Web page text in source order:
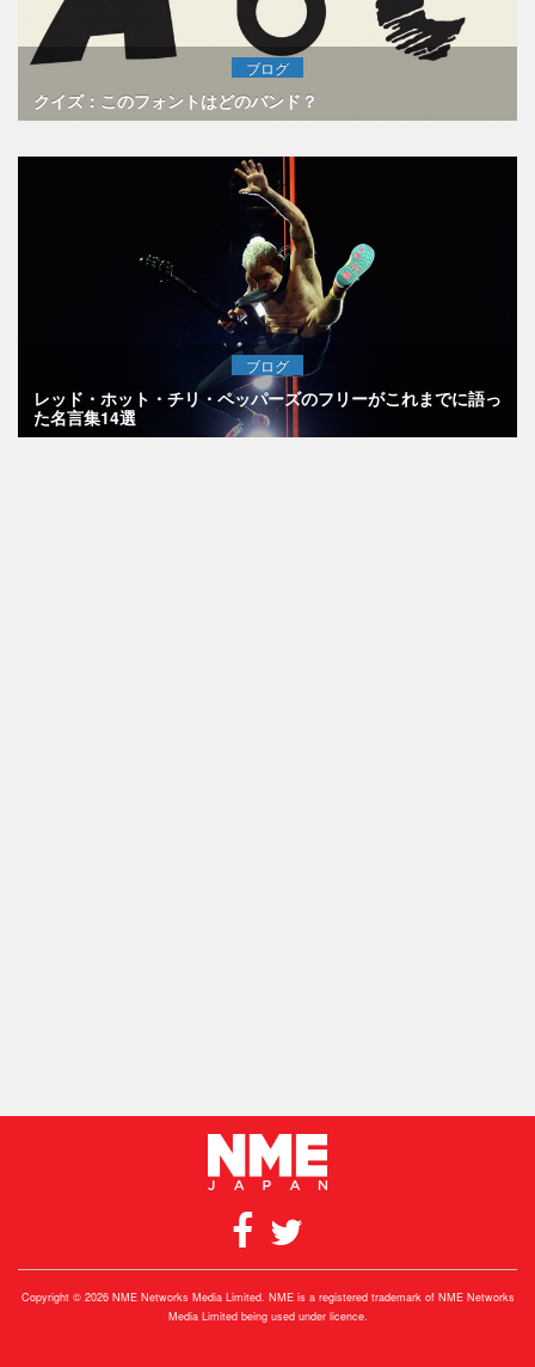
ブログ
クイズ：このフォントはどのバンド？
ブログ
レッド・ホット・チリ・ペッパーズのフリーがこれまでに語っ
た名言集14選
Copyright © 2026 NME Networks Media Limited. NME is a registered trademark of NME Networks
Media Limited being used under licence.